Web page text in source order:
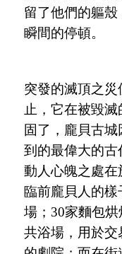
留了他們的軀
瞬間的停頓。
突發的滅頂之
止，它在被毀
固了，龐貝古
到的最偉大的
動人心魄之處
臨前龐貝人的樣
場；30家麵包
共浴場，用於交